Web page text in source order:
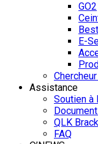
GO2
E-
Assistance
Soutien à
QLK
FAQ